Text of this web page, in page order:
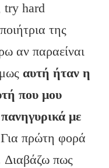
try hard
της
αν παραείναι
αυτή ήταν η
που μου
με
Για πρώτη φορά
Διαβάζω πως